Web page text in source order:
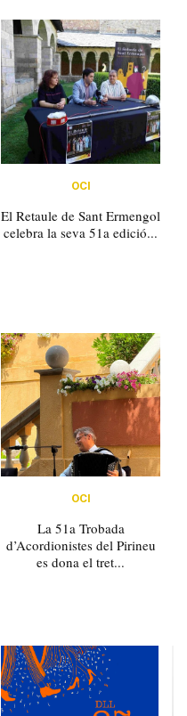
OCI
El Retaule de Sant Ermengol
celebra la seva 51a edició...
OCI
La 51a Trobada
d’Acordionistes del Pirineu
es dona el tret...